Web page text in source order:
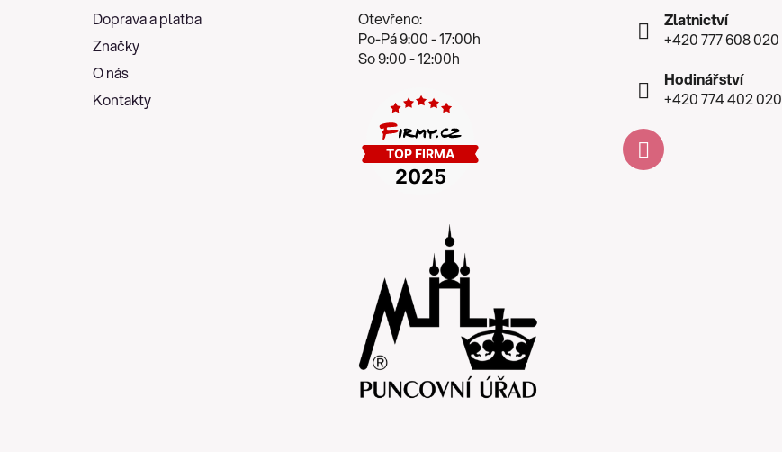
Doprava a platba
Značky
O nás
Kontakty
Otevřeno:
Po-Pá 9:00 - 17:00h
So 9:00 - 12:00h
Zlatnictví
+420 777 608 020
Hodinářství
+420 774 402 020